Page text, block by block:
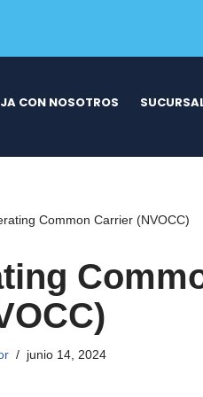
CON NOSOTROS
Common Carrier (NVOCC)
junio 14, 2024